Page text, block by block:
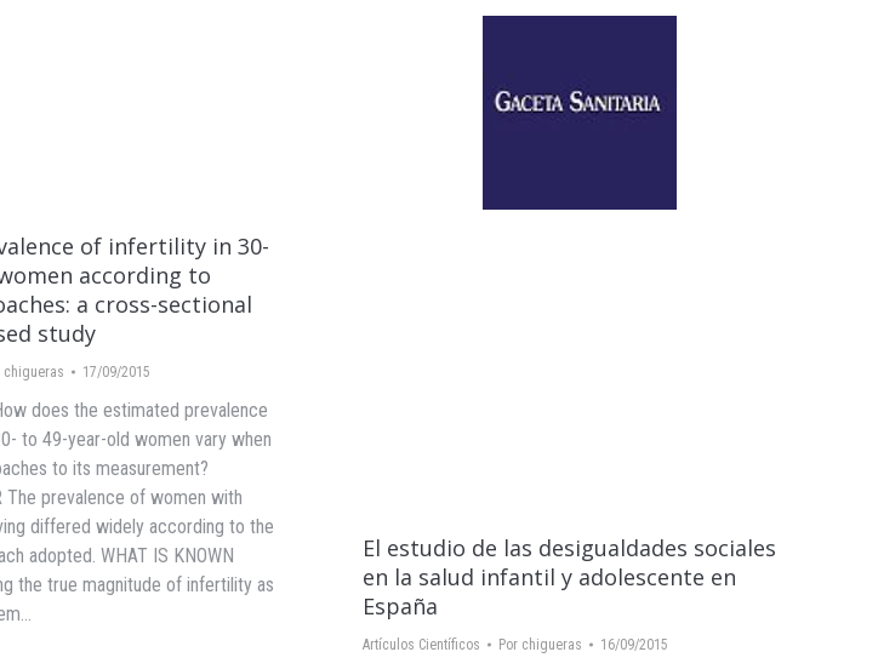
of infertility in 30-
according to
a cross-sectional
study
chigueras 17/09/2015
does the estimated prevalence
to 49-year-old women vary when
to its measurement?
The prevalence of women with
differed widely according to the
adopted. WHAT IS KNOWN
the true magnitude of infertility as
El estudio de las desigualdades sociales
en la salud infantil y adolescente en
España
Artículos Científicos Por chigueras 16/09/2015